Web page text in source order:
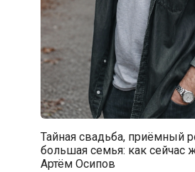
Тайная свадьба, приёмный
большая семья: как сейчас
Артём Осипов